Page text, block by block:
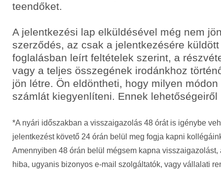
teendőket.
A jelentkezési lap elküldésével még nem
szerződés, az csak a jelentkezésére
foglalásban leírt feltételek szerint, a
vagy a teljes összegének irodánkhoz
jön létre. Ön eldöntheti, hogy milyen
számlát kiegyenlíteni. Ennek lehetőségeiről
*A nyári időszakban a visszaigazolás 48 órát is igénybe
jelentkezést követő 24 órán belül meg fogja kapni
Amennyiben 48 órán belül mégsem kapna
hiba, ugyanis bizonyos e-mail szolgáltatók, vagy vállalati